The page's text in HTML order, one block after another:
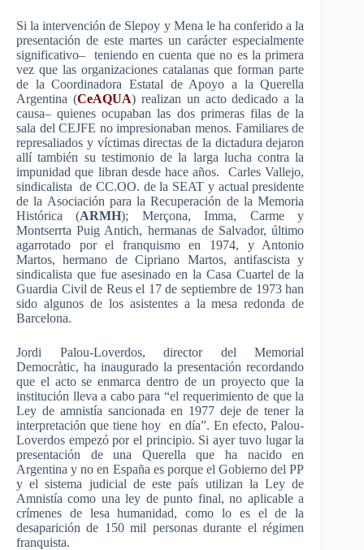
Si laintervención de Slepoy y Mena le haconferido a la
presentación deeste martes uncarácter especialmente
significativo– teniendoencuenta queno eslaprimera
vez que las organizaciones catalanas que forman parte
de laCoordinadora Estatal de Apoyo a laQuerella
Argentina (CeAQUA) realizan un acto dedicado a la
causa–quienes ocupaban las dos primeras filasde la
sala delCEJFE noimpresionaban menos. Familiaresde
represaliados y víctimas directas de la dictadura dejaron
allí también su testimoniode la larga lucha contra la
impunidad que libran desde hace años. CarlesVallejo,
sindicalista de CC.OO. de la SEAT y actualpresidente
de la Asociación para laRecuperación de laMemoria
Histórica (ARMH); Merçona,Imma, Carmey
Montserrta Puig Antich, hermanasde Salvador,último
agarrotado
porel franquismoen 1974, y Antonio
Martos,hermano deCipriano Martos, antifascista y
sindicalista que fue asesinado en la Casa Cuartel de la
Guardia Civil de Reusel 17 de septiembrede 1973han
sido algunosde los asistentesa la mesaredonda de
Barcelona.
Jordi Palou-Loverdos, director del Memorial
Democràtic, hainaugurado lapresentación recordando
que el actoseenmarca dentro de un proyecto que la
institución lleva a cabo para “el requerimientode quela
Ley de amnistía sancionada en 1977 dejedetenerla
interpretación que tiene hoy endía”. Enefecto,Palou-
Loverdos empezó porel principio. Siayer tuvo lugarla
presentación deuna Querella que ha nacidoen
Argentina y no en España es porqueel Gobierno del PP
y elsistema judicial deeste país utilizan laLey de
Amnistía como una ley depunto final, no aplicablea
crímenes de lesa humanidad,como lo esel de la
desaparición de 150 mil personasdurante elrégimen
franquista.